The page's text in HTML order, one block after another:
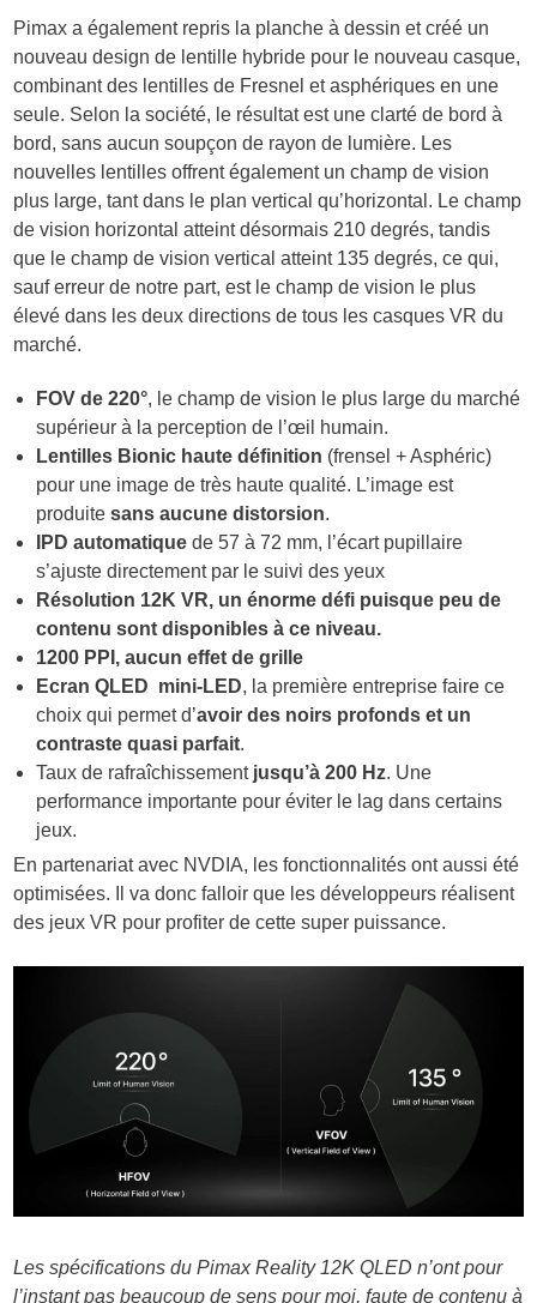
Pimax a également repris la planche à dessin et créé un
nouveau design de lentille hybride pour le nouveau casque,
combinant des lentilles de Fresnel et asphériques en une
seule. Selon la société, le résultat est une clarté de bord à
bord, sans aucun soupçon de rayon de lumière. Les
nouvelles lentilles offrent également un champ de vision
plus large, tant dans le plan vertical qu’horizontal. Le champ
de vision horizontal atteint désormais 210 degrés, tandis
que le champ de vision vertical atteint 135 degrés, ce qui,
sauf erreur de notre part, est le champ de vision le plus
élevé dans les deux directions de tous les casques VR du
marché.
FOV de 220°, le champ de vision le plus large du marché
supérieur à la perception de l’œil humain.
Lentilles Bionic haute définition (frensel + Asphéric)
pour une image de très haute qualité. L’image est
produite sans aucune distorsion.
IPD automatique de 57 à 72 mm, l’écart pupillaire
s’ajuste directement par le suivi des yeux
Résolution 12K VR, un énorme défi puisque peu de
contenu sont disponibles à ce niveau.
1200 PPI, aucun effet de grille
Ecran QLED mini-LED, la première entreprise faire ce
choix qui permet d’avoir des noirs profonds et un
contraste quasi parfait.
Taux de rafraîchissementjusqu’à 200 Hz. Une
performance importante pour éviter le lag dans certains
jeux.
En partenariat avec NVDIA, les fonctionnalités ont aussi été
optimisées. Il va donc falloir que les développeurs réalisent
des jeux VR pour profiter de cette super puissance.
Les spécifications du Pimax Reality 12K QLED n’ont pour
l’instant pas beaucoup de sens pour moi, faute de contenu à